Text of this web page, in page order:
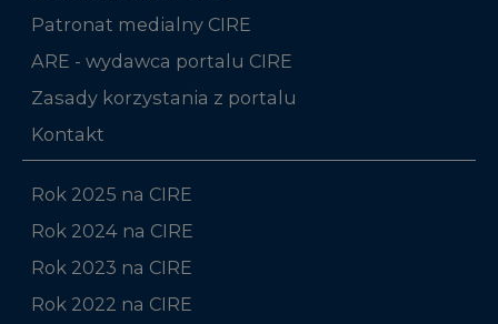
Patronat medialny CIRE
ARE - wydawca portalu CIRE
Zasady korzystania z portalu
Kontakt
Rok 2025 na CIRE
Rok 2024 na CIRE
Rok 2023 na CIRE
Rok 2022 na CIRE